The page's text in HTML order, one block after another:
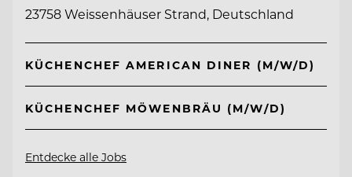
23758 Weissenhäuser Strand, Deutschland
KÜCHENCHEF AMERICAN DINER (M/W/D)
KÜCHENCHEF MÖWENBRÄU (M/W/D)
Entdecke alle Jobs